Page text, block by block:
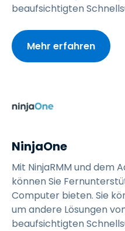
beaufsichtigten
Mehr erfahren
NinjaOne
Mit NinjaRMM und dem
können Sie
Computer bieten. Sie
um andere Lösungen
beaufsichtigten